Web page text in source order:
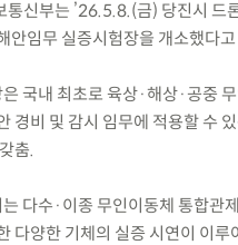
통신부는 ’26.5.8.(금) 당진시 드
안임무 실증시험장을 개소했다
국내 최초로 육상·해상·공중
경비 및 감시 임무에 적용할 수
춤.
다수·이종 무인이동체 통합관
다양한 기체의 실증 시연이 이루